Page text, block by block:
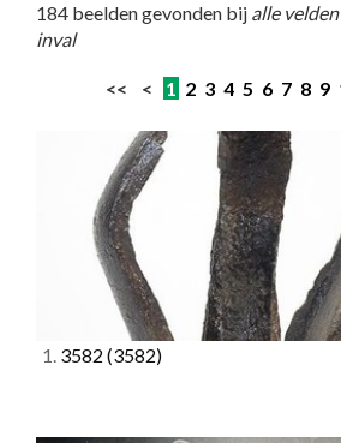
184 beelden gevonden bij alle
inval
<< < 1 2 3 4 5 6 7 8 9
1. 3582 (3582)